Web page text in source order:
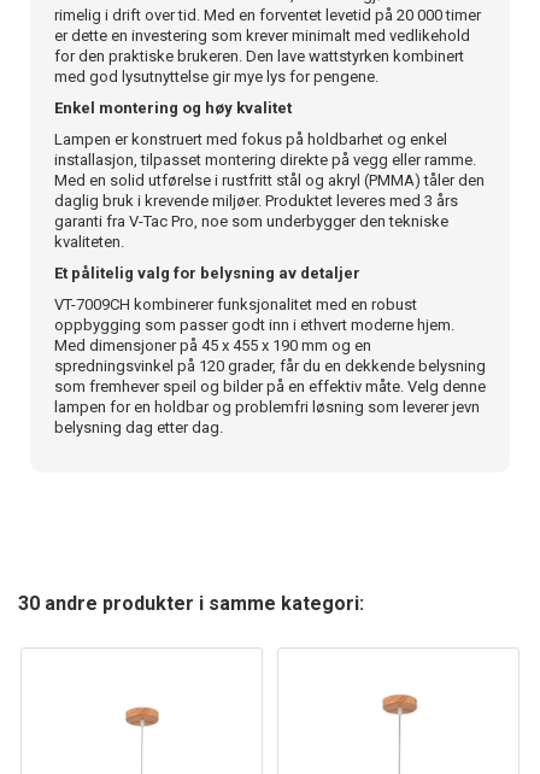
rimelig i drift over tid. Med en forventet levetid på 20 000 timer
er dette en investering som krever minimalt med vedlikehold
for den praktiske brukeren. Den lave wattstyrken kombinert
med god lysutnyttelse gir mye lys for pengene.
Enkel montering og høy kvalitet
Lampen er konstruert med fokus på holdbarhet og enkel
installasjon, tilpasset montering direkte på vegg eller ramme.
Med en solid utførelse i rustfritt stål og akryl (PMMA) tåler den
daglig bruk i krevende miljøer. Produktet leveres med 3 års
garanti fra V-Tac Pro, noe som underbygger den tekniske
kvaliteten.
Et pålitelig valg for belysning av detaljer
VT-7009CH kombinerer funksjonalitet med en robust
oppbygging som passer godt inn i ethvert moderne hjem.
Med dimensjoner på 45 x 455 x 190 mm og en
spredningsvinkel på 120 grader, får du en dekkende belysning
som fremhever speil og bilder på en effektiv måte. Velg denne
lampen for en holdbar og problemfri løsning som leverer jevn
belysning dag etter dag.
30 andre produkter i samme kategori: